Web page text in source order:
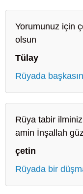
Yorumunuz için
olsun
Tülay
Rüyada
Rüya tabir
amin İnşallah
çetin
Rüyada bir